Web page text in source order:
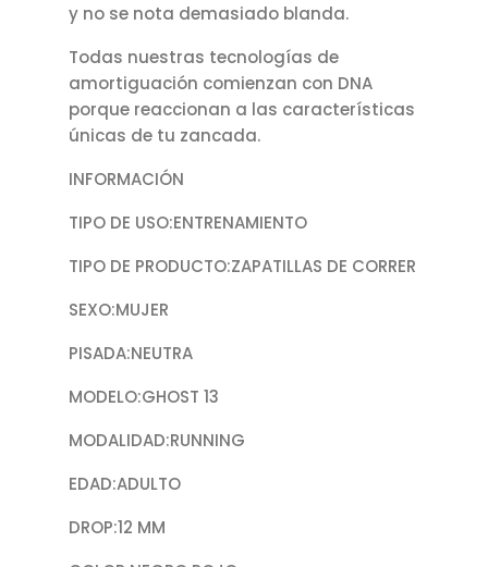
y no se nota demasiado blanda.
Todas nuestras tecnologías de
amortiguación comienzan con DNA
porque reaccionan a las características
únicas de tu zancada.
INFORMACIÓN
TIPO DE USO:ENTRENAMIENTO
TIPO DE PRODUCTO:ZAPATILLAS DE CORRER
SEXO:MUJER
PISADA:NEUTRA
MODELO:GHOST 13
MODALIDAD:RUNNING
EDAD:ADULTO
DROP:12 MM